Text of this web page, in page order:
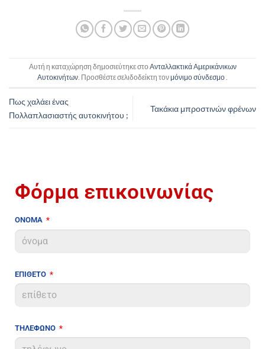
Αυτή η καταχώρηση δημοσιεύτηκε στο Ανταλλακτικά Αμερικάνικων
Αυτοκινήτων . Προσθέστε σελιδοδείκτη τονμόνιμο σύνδεσμο
Πως χαλάει ένας
Πολλαπλασιαστής αυτοκινήτου ;
Τακάκια μπροστινών φρένων
Φόρμα επικοινωνίας
ΟΝΟΜΑ
ΕΠΙΘΕΤΟ
ΤΗΛΕΦΩΝΟ